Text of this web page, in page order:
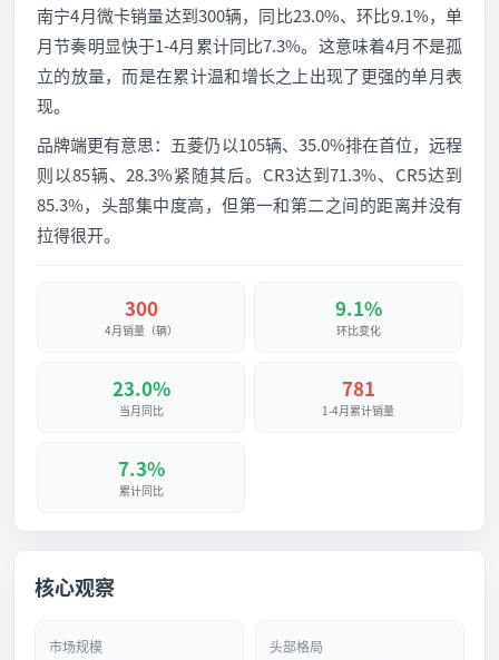
南宁4月微卡销量达到300辆，同比23.0%、环比9.1%，单
月节奏明显快于1-4月累计同比7.3%。这意味着4月不是孤
立的放量，而是在累计温和增长之上出现了更强的单月表
现。
品牌端更有意思：五菱仍以105辆、35.0%排在首位，远程
则以85辆、28.3%紧随其后。CR3达到71.3%、CR5达到
85.3%，头部集中度高，但第一和第二之间的距离并没有
拉得很开。
300
4月销量（辆）
9.1%
环比变化
23.0%
当月同比
781
1-4月累计销量
7.3%
累计同比
核心观察
市场规模 头部格局